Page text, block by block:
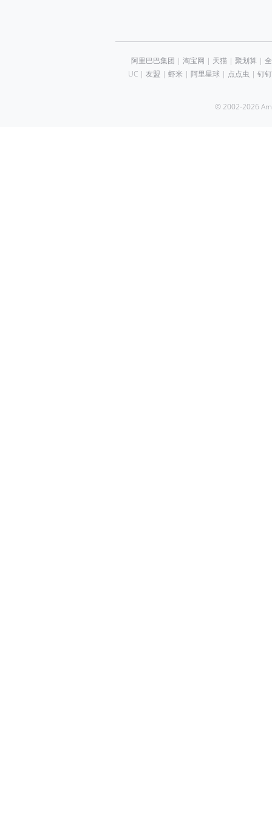
阿里巴巴集团 | 淘宝网 | 天猫| 聚划算 |
UC| 友盟 | 虾米 | 阿里星球| 点点虫 | 钉钉
© 2002-2026